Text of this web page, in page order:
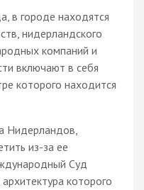
в городе находятся
нидерландского
компаний и
включают в себя
которого находится
Нидерландов,
из-за ее
Суд
которого